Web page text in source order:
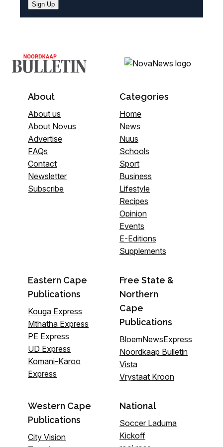
Sign Up
About
About us
About Novus
Advertise
FAQs
Contact
Newsletter
Subscribe
Categories
Home
News
Nuus
Schools
Sport
Business
Lifestyle
Recipes
Opinion
Events
E-Editions
Supplements
Eastern Cape
Publications
Kouga Express
Mthatha Express
PE Express
UD Express
Komani-Karoo
Express
Free State &
Northern
Cape
Publications
BloemNewsExpress
Noordkaap Bulletin
Vista
Vrystaat Kroon
Western Cape
Publications
City Vision
National
Soccer Laduma
Kickoff